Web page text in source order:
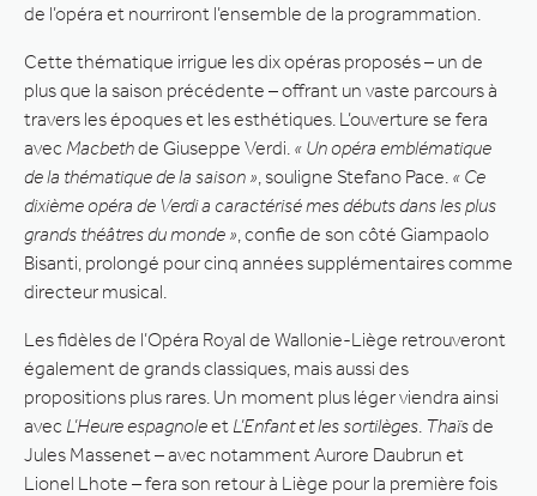
de l’opéra et nourriront l’ensemble de la programmation.
Cette thématique irrigue les dix opéras proposés – un de
plus que la saison précédente – offrant un vaste parcours à
travers les époques et les esthétiques. L’ouverture se fera
avec Macbethde Giuseppe Verdi. « Un opéra emblématique
de la thématique de la saison » , souligne Stefano Pace. « Ce
dixième opéra de Verdi a caractérisé mes débuts dans les plus
grands théâtres du monde » , confie de son côté Giampaolo
Bisanti, prolongé pour cinq années supplémentaires comme
directeur musical.
Les fidèles de l’Opéra Royal de Wallonie-Liège retrouveront
également de grands classiques, mais aussi des
propositions plus rares. Un moment plus léger viendra ainsi
avec L’Heure espagnoleet L’Enfant et les sortilèges Thaïsde
Jules Massenet – avec notamment Aurore Daubrun et
Lionel Lhote – fera son retour à Liège pour la première fois